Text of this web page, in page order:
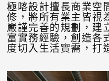
極喀設計擅長商業空
修，將所有業主皆視
嚴謹完善的規劃，建
富實務經驗，創造各
度切入生活實需，打